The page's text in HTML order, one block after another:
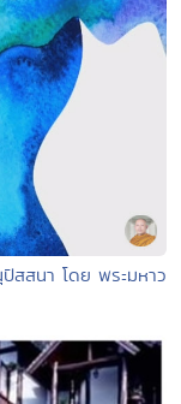
สสนา โดย พระมหาว